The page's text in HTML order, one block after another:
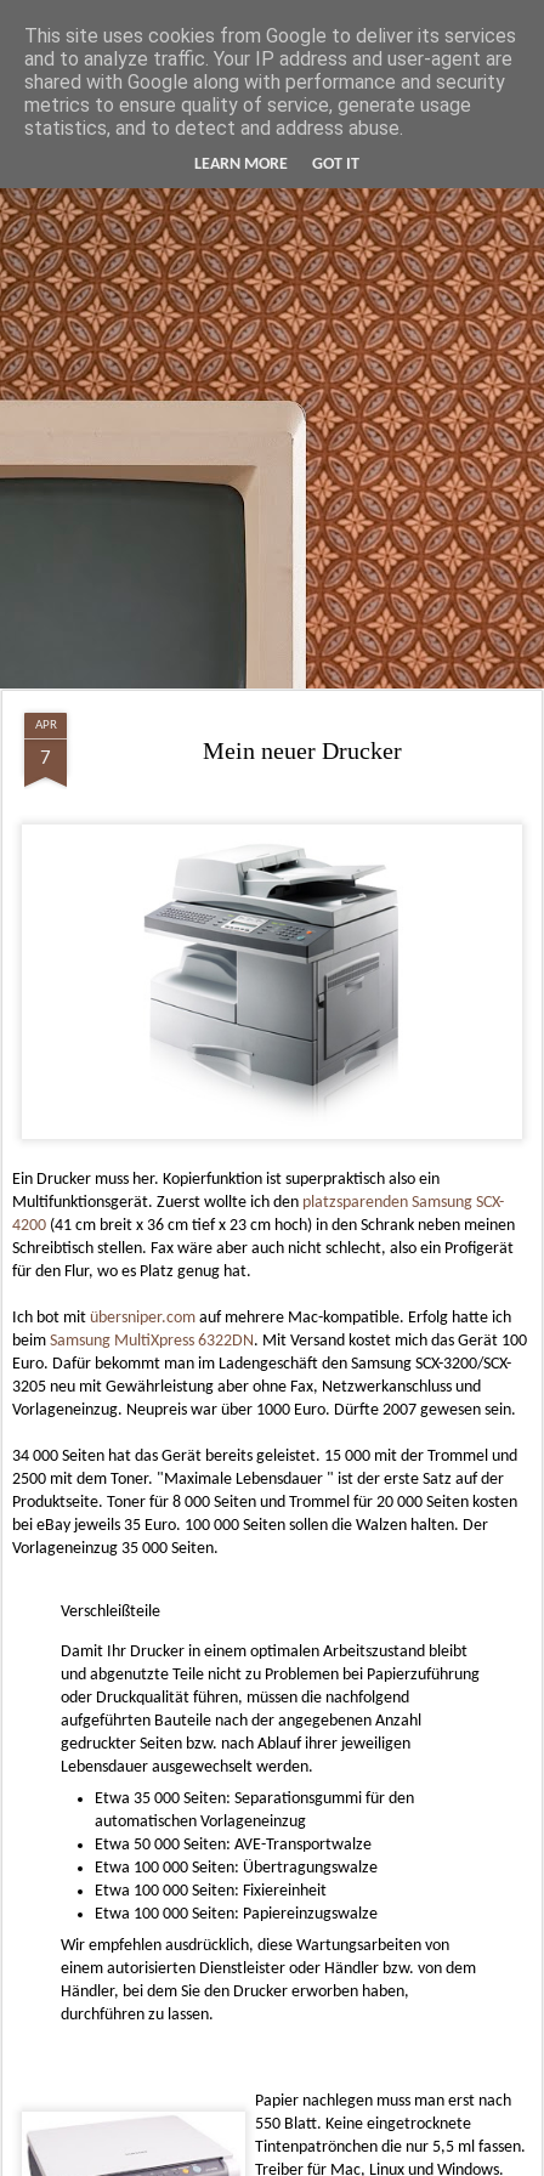
This site uses cookies from Google to deliver its services
and to analyze traffic. Your IP address and user-agent are
shared with Google along with performance and security
metrics to ensure quality of service, generate usage
statistics, and to detect and address abuse.
LEARN MORE GOT IT
Hunter Jerusalem Journal
APR
7 Mein neuer Drucker
Ein Drucker muss her. Kopierfunktion ist superpraktisch also ein
Multifunktionsgerät. Zuerst wollte ich den platzsparenden Samsung SCX-
4200 (41 cm breit x 36 cm tief x 23 cm hoch) in den Schrank neben meinen
Schreibtisch stellen. Fax wäre aber auch nicht schlecht, also ein Profigerät
für den Flur, wo es Platz genug hat.
Ich bot mit übersniper.com auf mehrere Mac-kompatible. Erfolg hatte ich
beim Samsung MultiXpress 6322DN . Mit Versand kostet mich das Gerät 100
Euro. Dafür bekommt man im Ladengeschäft den Samsung SCX-3200/SCX-
3205 neu mit Gewährleistung aber ohne Fax, Netzwerkanschluss und
Vorlageneinzug. Neupreis war über 1000 Euro. Dürfte 2007 gewesen sein.
34 000 Seiten hat das Gerät bereits geleistet. 15 000 mit der Trommel und
2500 mit dem Toner. "Maximale Lebensdauer " ist der erste Satz auf der
Produktseite. Toner für 8 000 Seiten und Trommel für 20 000 Seiten kosten
bei eBay jeweils 35 Euro. 100 000 Seiten sollen die Walzen halten. Der
Vorlageneinzug 35 000 Seiten.
Verschleißteile
Damit Ihr Drucker in einem optimalen Arbeitszustand bleibt
und abgenutzte Teile nicht zu Problemen bei Papierzuführung
oder Druckqualität führen, müssen die nachfolgend
aufgeführten Bauteile nach der angegebenen Anzahl
gedruckter Seiten bzw. nach Ablauf ihrer jeweiligen
Lebensdauer ausgewechselt werden.
Etwa 35 000 Seiten: Separationsgummi für den
automatischen Vorlageneinzug
Etwa 50 000 Seiten: AVE-Transportwalze
Etwa 100 000 Seiten: Übertragungswalze
Etwa 100 000 Seiten: Fixiereinheit
Etwa 100 000 Seiten: Papiereinzugswalze
Wir empfehlen ausdrücklich, diese Wartungsarbeiten von
einem autorisierten Dienstleister oder Händler bzw. von dem
Händler, bei dem Sie den Drucker erworben haben,
durchführen zu lassen.
Papier nachlegen muss man erst nach
550 Blatt. Keine eingetrocknete
Tintenpatrönchen die nur 5,5 ml fassen.
Treiber für Mac, Linux und Windows.